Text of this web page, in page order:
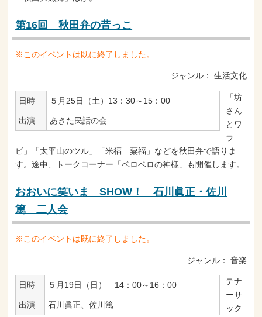
第16回 秋田弁の昔っこ
※このイベントは既に終了しました。
ジャンル： 生活文化
日時 ５月25日（土）13：30～15：00
出演 あきた民話の会
「坊
さん
とワ
ラ
ビ」「太平山のツル」「米福 粟福」などを秋田弁で語りま
す。途中、トークコーナー「ベロベロの神様」も開催します。
おおいに笑いま SHOW！ 石川眞正・佐川
篤 二人会
※このイベントは既に終了しました。
ジャンル： 音楽
日時 ５月19日（日） 14：00～16：00
出演 石川眞正、佐川篤
テナ
ーサ
ック